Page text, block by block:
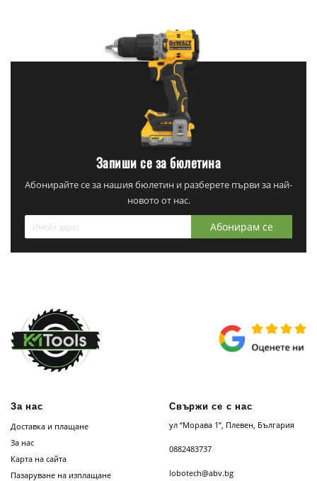
Запиши се за бюлетина
Абонирайте се за нашия бюлетин и разберете първи за най-
новото от нас.
Абонирам се
За нас
Доставка и плащане
За нас
Карта на сайта
Пазаруване на изплащане
Свържи се с нас
ул “Морава 1”, Плевен, България
0882483737
lobotech@abv.bg